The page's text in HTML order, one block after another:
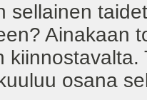
sellainen
Ainakaan
osana